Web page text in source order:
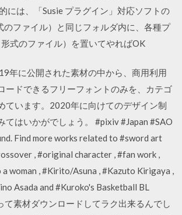
には、「Susie プラグイン」対応ソフトの
のファイル）と同じフォルダ内に、各種プ
式のファイル）を置いてやればOK
年に公開された素材の中から、商用利用
ードできるフリーフォントのみを、カテゴ
ています。2020年に向けてのデザイン制
てはいかがでしょう。 #pixiv #Japan #SAO
Find more works related to #sword art
, #original character , #fan work ,
woman , #Kirito/Asuna , #Kazuto Kirigaya ,
Asada and #Kuroko's Basketball BL
て素材ダウンロードしてラク出来るんでし